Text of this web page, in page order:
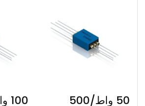
50 واط/500